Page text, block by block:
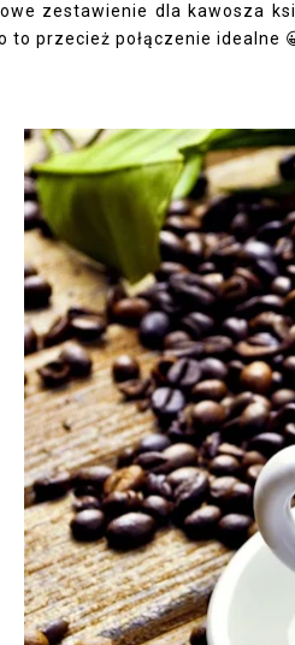
zestawienie dla kawosza
to przecież połączenie idealne